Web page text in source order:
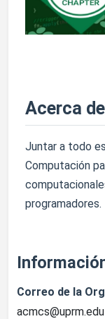
Acerca de
Juntar a todo
Computación
programadores.
Correo de la
acmcs@uprm.edu